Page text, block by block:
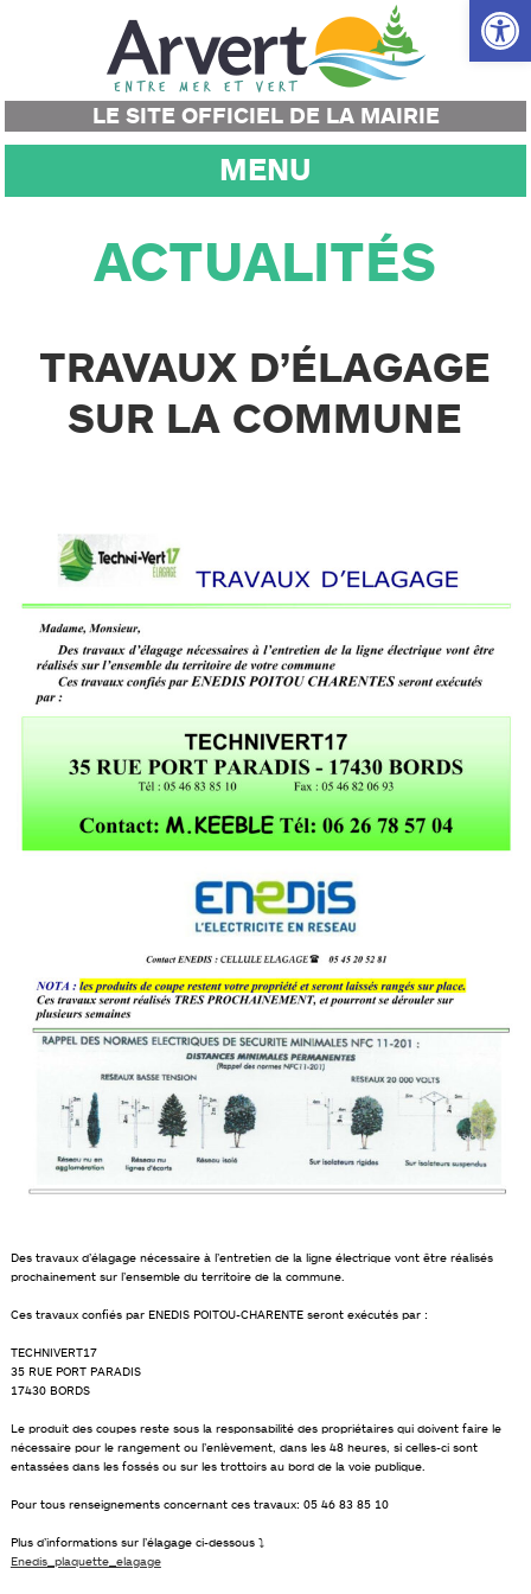
Ouvrir
LE SITE OFFICIEL DE LA MAIRIE
MENU
ACTUALITÉS
TRAVAUX D’ÉLAGAGE
SUR LA COMMUNE
Des travaux d’élagage nécessaire à l’entretien de la ligne électrique vont être réalisés
prochainement sur l’ensemble du territoire de la commune.
Ces travaux confiés par ENEDIS POITOU-CHARENTE seront exécutés par :
TECHNIVERT17
35 RUE PORT PARADIS
17430 BORDS
Le produit des coupes reste sous la responsabilité des propriétaires qui doivent faire le
nécessaire pour le rangement ou l’enlèvement, dans les 48 heures, si celles-ci sont
entassées dans les fossés ou sur les trottoirs au bord de la voie publique.
Pour tous renseignements concernant ces travaux: 05 46 83 85 10
Plus d’informations sur l’élagage ci-dessous ⤵
Enedis_plaquette_elagage